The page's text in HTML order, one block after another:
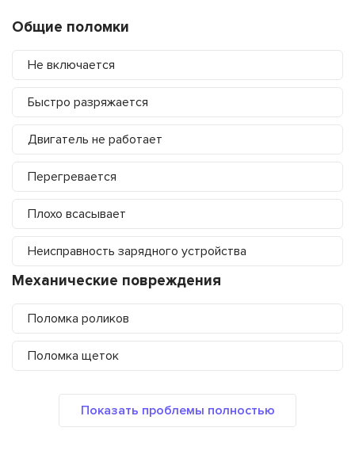
Общие поломки
Не включается
Быстро разряжается
Двигатель не работает
Перегревается
Плохо всасывает
Неисправность зарядного устройства
Механические повреждения
Поломка роликов
Поломка щеток